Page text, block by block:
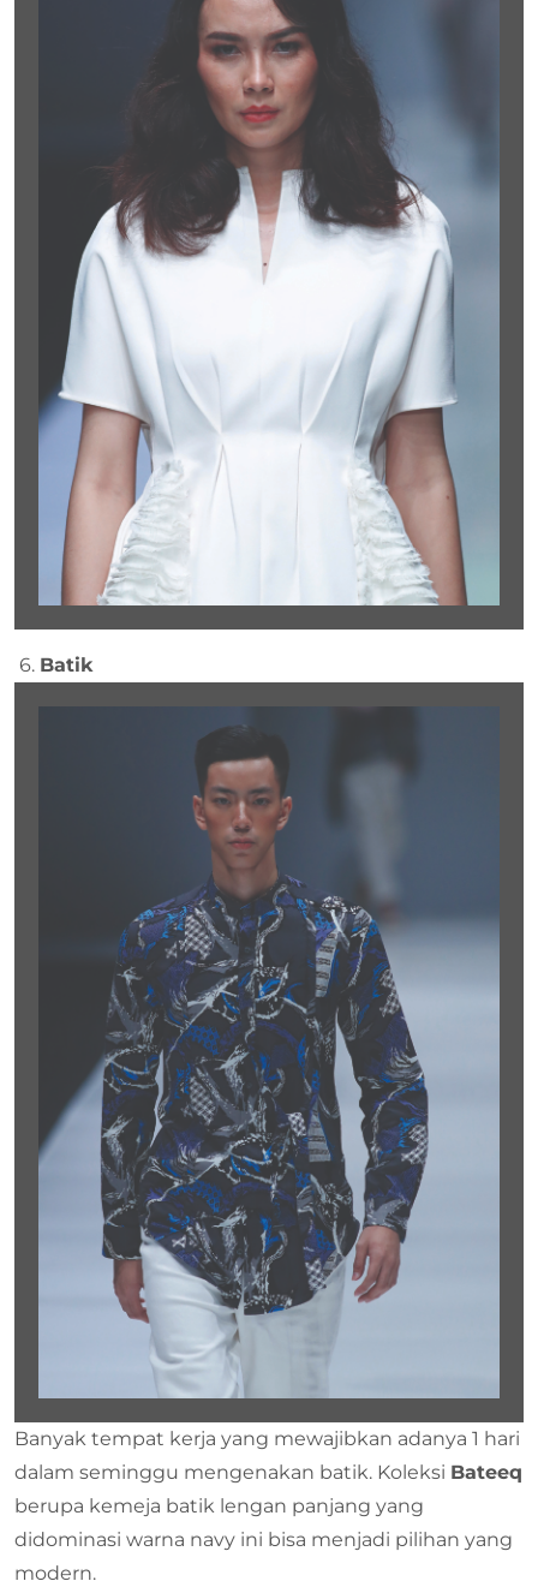
6. Batik
Banyak tempat kerja yang mewajibkan adanya 1 hari
dalam seminggu mengenakan batik. Koleksi Bateeq
berupa kemeja batik lengan panjang yang
didominasi warna navy ini bisa menjadi pilihan yang
modern.